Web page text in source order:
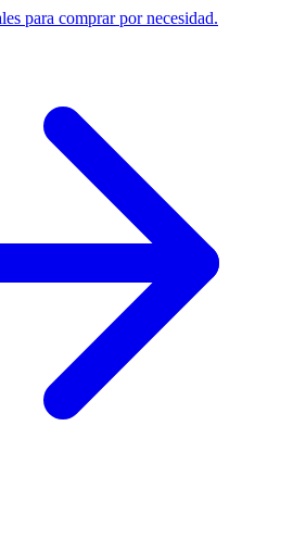
para comprar por necesidad.